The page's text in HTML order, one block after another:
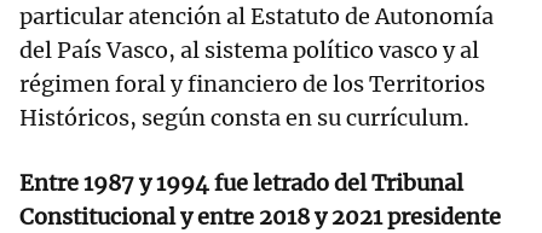
particular atención al Estatuto de Autonomía
del País Vasco, al sistema político vasco y al
régimen foral y financiero de los Territorios
Históricos, según consta en su currículum.
Entre 1987 y 1994 fue letrado del Tribunal
Constitucional y entre 2018 y 2021 presidente